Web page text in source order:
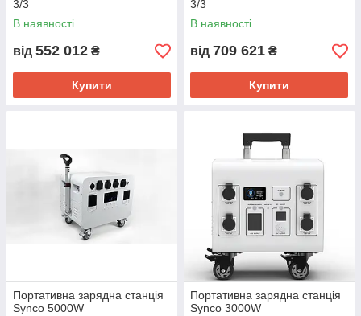
3/3
В наявності
від 552 012 ₴
Купити
3/3
В наявності
від 709 621 ₴
Купити
Портативна зарядна станція
Synco 5000W
Портативна зарядна станція
Synco 3000W